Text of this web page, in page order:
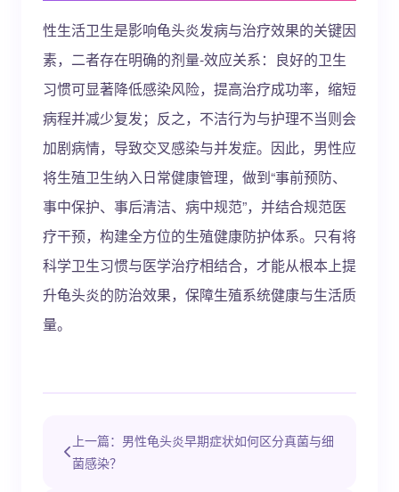
性生活卫生是影响龟头炎发病与治疗效果的关键因
素，二者存在明确的剂量-效应关系：良好的卫生
习惯可显著降低感染风险，提高治疗成功率，缩短
病程并减少复发；反之，不洁行为与护理不当则会
加剧病情，导致交叉感染与并发症。因此，男性应
将生殖卫生纳入日常健康管理，做到“事前预防、
事中保护、事后清洁、病中规范”，并结合规范医
疗干预，构建全方位的生殖健康防护体系。只有将
科学卫生习惯与医学治疗相结合，才能从根本上提
升龟头炎的防治效果，保障生殖系统健康与生活质
量。
上一篇：男性龟头炎早期症状如何区分真菌与细
菌感染？